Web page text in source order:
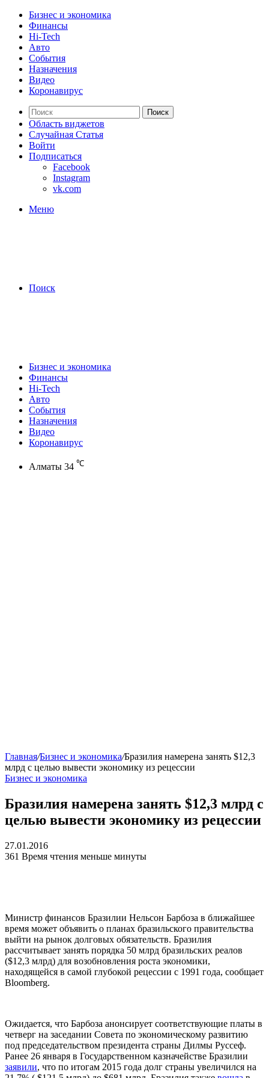
Бизнес и экономика
Финансы
Hi-Tech
Авто
События
Назначения
Видео
Коронавирус
Поиск
Область виджетов
Случайная Статья
Войти
Подписаться
Facebook
Instagram
vk.com
Меню
Поиск
Бизнес и экономика
Финансы
Hi-Tech
Авто
События
Назначения
Видео
Коронавирус
Алматы 34 ℃
Главная/Бизнес и экономика/Бразилия намерена занять $12,3
млрд с целью вывести экономику из рецессии
Бизнес и экономика
Бразилия намерена занять $12,3 млрд с
целью вывести экономику из рецессии
27.01.2016
361 Время чтения меньше минуты
Министр финансов Бразилии Нельсон Барбоза в ближайшее
время может объявить о планах бразильского правительства
выйти на рынок долговых обязательств. Бразилия
рассчитывает занять порядка 50 млрд бразильских реалов
($12,3 млрд) для возобновления роста экономики,
находящейся в самой глубокой рецессии с 1991 года, сообщает
Bloomberg.
Ожидается, что Барбоза анонсирует соответствующие платы в
четверг на заседании Совета по экономическому развитию
под председательством президента страны Дилмы Руссеф.
Ранее 26 января в Государственном казначействе Бразилии
заявили, что по итогам 2015 года долг страны увеличился на